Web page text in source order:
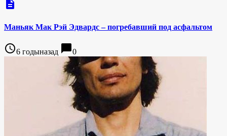
description
Маньяк Мак Рэй Эдвардс – погребавший под асфальтом
access_time6 годыназад chat_bubble0